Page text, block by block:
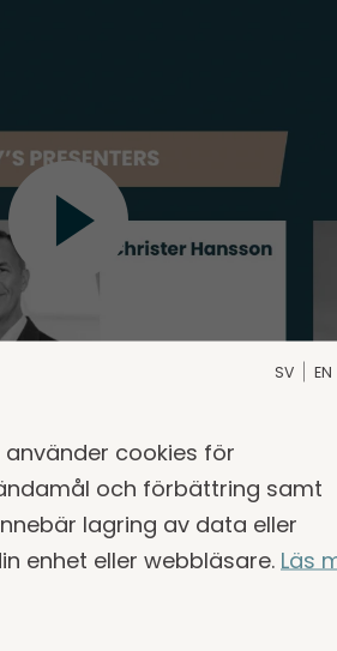
SV EN
cookies för
och förbättring samt
lagring av data eller
enhet eller webbläsare. Läs